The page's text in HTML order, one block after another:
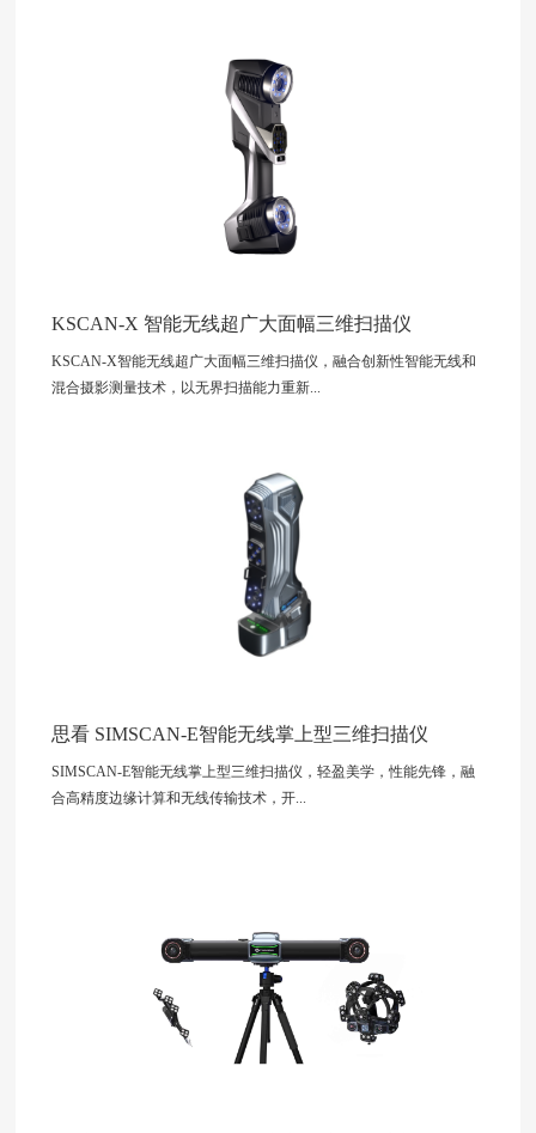
KSCAN-X 智能无线超广大面幅三维扫描仪
KSCAN-X智能无线超广大面幅三维扫描仪，融合创新性智能无线和
混合摄影测量技术，以无界扫描能力重新...
思看 SIMSCAN-E智能无线掌上型三维扫描仪
SIMSCAN-E智能无线掌上型三维扫描仪，轻盈美学，性能先锋，融
合高精度边缘计算和无线传输技术，开...